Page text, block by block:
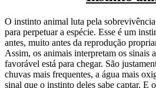
O instinto animal luta pela
para perpetuar a espécie. Esse é um
antes, muito antes da reprodução
Assim, os animais interpretam os sinais
favorável está para chegar. São
chuvas mais frequentes, a água mais
sinal que o instinto deles sabe captar. E